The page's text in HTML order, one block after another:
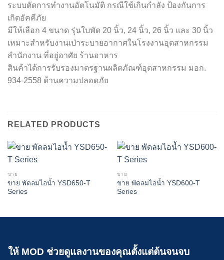
ระบบตัดการทำงานอัตโนมัติ กรณีใช้เกินกำลัง ป้องกันการ
เกิดอัคคีภัย
มีให้เลือก 4 ขนาด รุ่นใบพัด 20 นิ้ว, 24 นิ้ว, 26 นิ้ว และ 30 นิ้ว
เหมาะสำหรับงานเป่าระบายอากาศในโรงงานอุตสาหกรรม
สำนักงาน ที่อยู่อาศัย ร้านอาหาร
สินค้าได้การรับรองมาตรฐานผลิตภัณฑ์อุตสาหกรรม มอก.
934-2558 ด้านความปลอดภัย
RELATED PRODUCTS
ขาย
ขาย พัดลมไอน้ำ YSD650-T
Series
ขาย
ขาย พัดลมไอน้ำ YSD600-T
Series
ให้ MOD ช่วยดูแลงานของคุณตั้งแต่ต้นจนจบ